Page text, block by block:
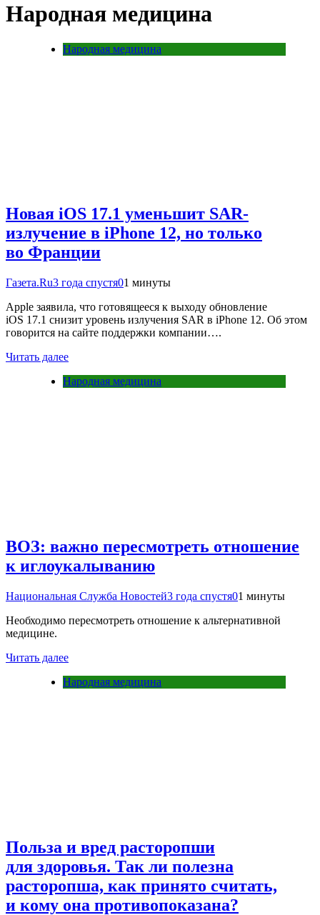
Народная медицина
Народная медицина
Новая iOS 17.1 уменьшит SAR-
излучение в iPhone 12, но только
во Франции
Газета.Ru3 года спустя01 минуты
Apple заявила, что готовящееся к выходу обновление
iOS 17.1 снизит уровень излучения SAR в iPhone 12. Об этом
говорится на сайте поддержки компании….
Читать далее
Народная медицина
ВОЗ: важно пересмотреть отношение
к иглоукалыванию
Национальная Служба Новостей3 года спустя01 минуты
Необходимо пересмотреть отношение к альтернативной
медицине.
Читать далее
Народная медицина
Польза и вред расторопши
для здоровья. Так ли полезна
расторопша, как принято считать,
и кому она противопоказана?